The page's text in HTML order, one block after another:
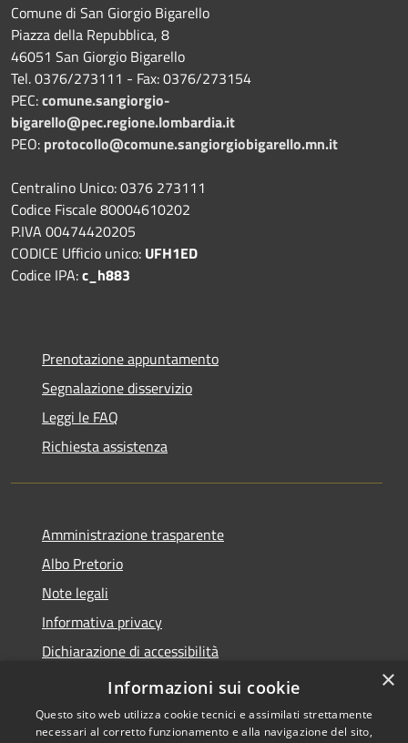
Comune di San Giorgio Bigarello
Piazza della Repubblica, 8
46051 San Giorgio Bigarello
Tel. 0376/273111 - Fax: 0376/273154
PEC:comune.sangiorgio-
bigarello@pec.regione.lombardia.it
PEO: protocollo@comune.sangiorgiobigarello.mn.it
Centralino Unico: 0376 273111
Codice Fiscale 80004610202
P.IVA 00474420205
CODICE Ufficio unico: UFH1ED
Codice IPA:c_h883
Prenotazione appuntamento
Segnalazione disservizio
Leggi le FAQ
Richiesta assistenza
Amministrazione trasparente
Albo Pretorio
Note legali
Informativa privacy
Dichiarazione di accessibilità
Obiettivi di accessibilità
×
Informazioni sui cookie
Questo sito web utilizza cookie tecnici e assimilati strettamente
necessari al corretto funzionamento e alla navigazione del sito,